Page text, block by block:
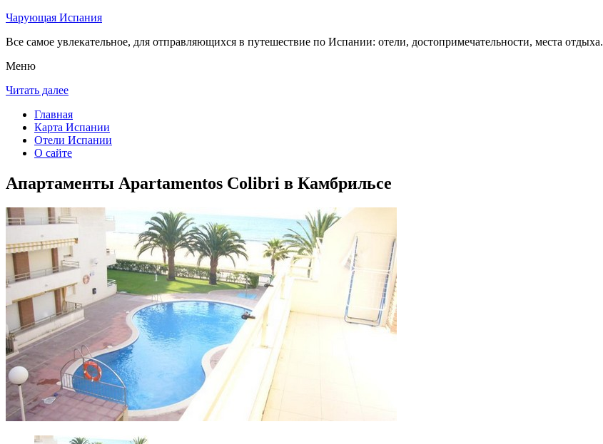
Чарующая Испания
Все самое увлекательное, для отправляющихся в путешествие по Испании: отели, достопримечательности, места отдыха.
Меню
Читать далее
Главная
Карта Испании
Отели Испании
О сайте
Апартаменты Apartamentos Colibri в Камбрильсе